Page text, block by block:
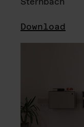
Download